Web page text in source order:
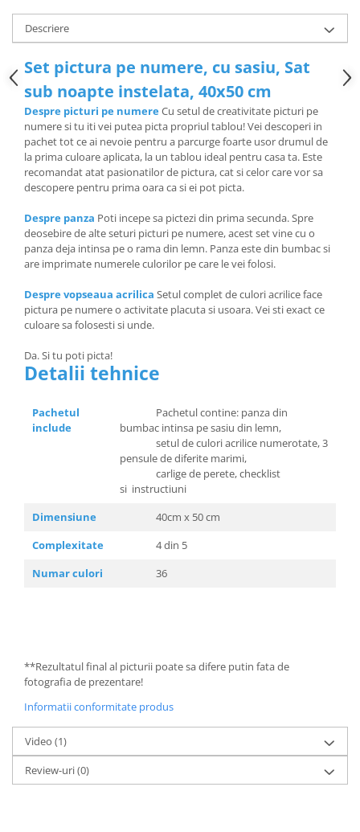
Descriere
Set pictura pe numere, cu sasiu, Sat
sub noapte instelata, 40x50 cm
Despre picturi pe numereCu setul de creativitate picturi pe
numere si tu iti vei putea picta propriul tablou! Vei descoperi in
pachet tot ce ai nevoie pentru a parcurge foarte usor drumul de
la prima culoare aplicata, la un tablou ideal pentru casa ta. Este
recomandat atat pasionatilor de pictura, cat si celor care vor sa
descopere pentru prima oara ca si ei pot picta.
Despre panza Poti incepe sa pictezi din prima secunda. Spre
deosebire de alte seturi picturi pe numere, acest set vine cu o
panza deja intinsa pe o rama din lemn. Panza este din bumbac si
are imprimate numerele culorilor pe care le vei folosi.
Despre vopseaua acrilica Setul complet de culori acrilice face
pictura pe numere o activitate placuta si usoara. Vei sti exact ce
culoare sa folosesti si unde.
Da. Si tu poti picta!
Detalii tehnice
Pachetul
include
Pachetul contine: panza din
bumbac intinsa pe sasiu din lemn,
setul de culori acrilice numerotate, 3
pensule de diferite marimi,
carlige de perete, checklist
si instructiuni
Dimensiune
40cm x 50 cm
Complexitate
4 din 5
Numar culori
36
**Rezultatul final al picturii poate sa difere putin fata de
fotografia de prezentare!
Informatii conformitate produs
Video (1)
Review-uri(0)